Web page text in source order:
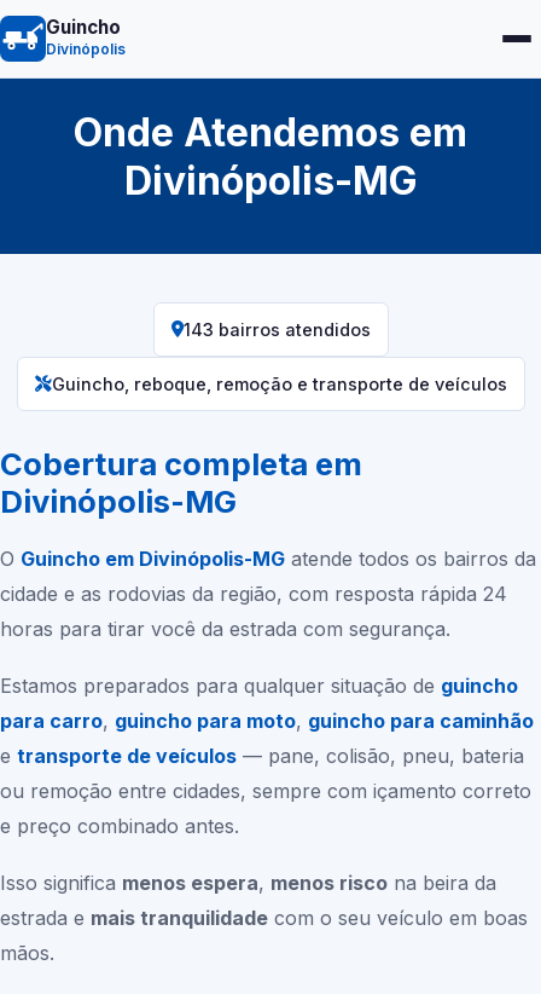
Guincho
Divinópolis
Onde Atendemos em
Divinópolis-MG
143 bairros atendidos
Guincho, reboque, remoção e transporte de veículos
Cobertura completa em
Divinópolis-MG
O Guincho em Divinópolis-MG atende todos os bairros da
cidade e as rodovias da região, com resposta rápida 24
horas para tirar você da estrada com segurança.
Estamos preparados para qualquer situação de guincho
para carro, guincho para moto, guincho para caminhão
e transporte de veículos — pane, colisão, pneu, bateria
ou remoção entre cidades, sempre com içamento correto
e preço combinado antes.
Isso significa menos espera, menos risco na beira da
estrada e mais tranquilidade com o seu veículo em boas
mãos.